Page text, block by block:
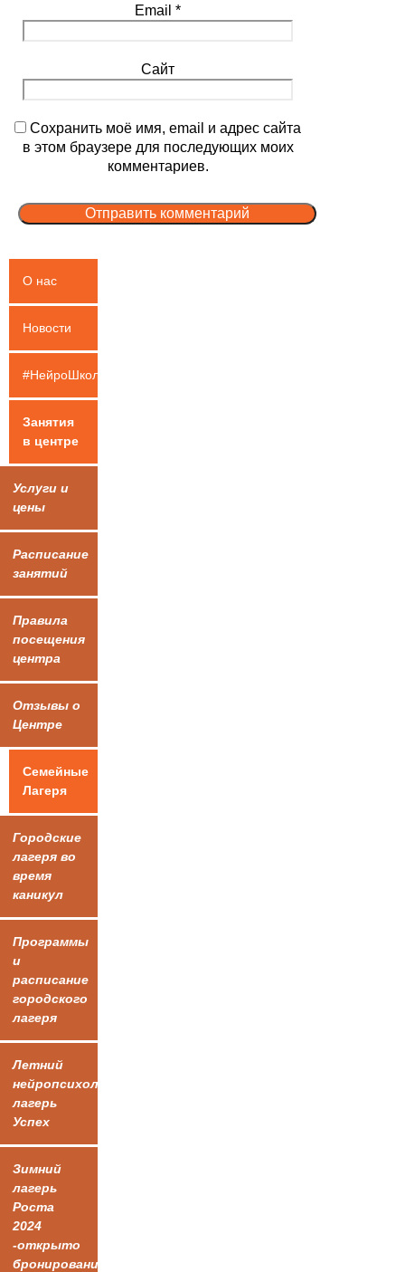
Email*
Сайт
Сохранить моё имя, email и адрес сайта
в этом браузере для последующих моих
комментариев.
О нас
Новости
#НейроШкола
Занятия
в центре
Услуги и
цены
Расписание
занятий
Правила
посещения
центра
Отзывы о
Центре
Семейные
Лагеря
Городские
лагеря во
время
каникул
Программы
и
расписание
городского
лагеря
Летний
нейропсихологический
лагерь
Успех
Зимний
лагерь
Роста
2024
-открыто
бронирование!